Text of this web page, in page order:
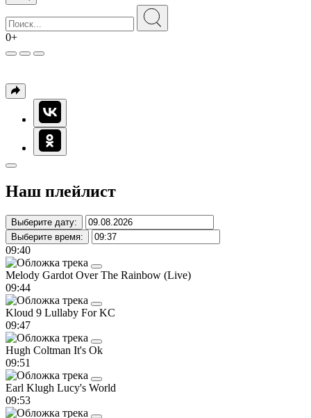
0+
Наш плейлист
Выберите дату:
Выберите время:
09:40
Melody Gardot Over The Rainbow (Live)
09:44
Kloud 9 Lullaby For KC
09:47
Hugh Coltman It's Ok
09:51
Earl Klugh Lucy's World
09:53